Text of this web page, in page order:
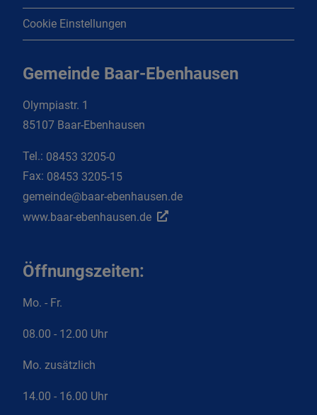
Cookie Einstellungen
Gemeinde Baar-Ebenhausen
Olympiastr. 1
85107 Baar-Ebenhausen
Tel.: 08453 3205-0
Fax: 08453 3205-15
gemeinde@baar-ebenhausen.de
www.baar-ebenhausen.de
Öffnungszeiten:
Mo. - Fr.
08.00 - 12.00 Uhr
Mo. zusätzlich
14.00 - 16.00 Uhr